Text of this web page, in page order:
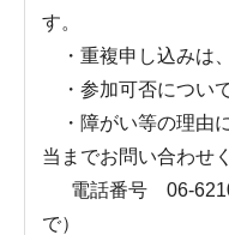
す。
・重複申し込みは
・参加可否につい
・障がい等の理由
当までお問い合わせ
電話番号 06-
で）